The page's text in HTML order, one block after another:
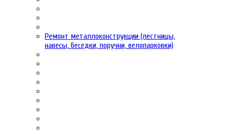
Ремонт металлоконструкции (лестницы,
навесы, беседки, поручни, велопарковки)